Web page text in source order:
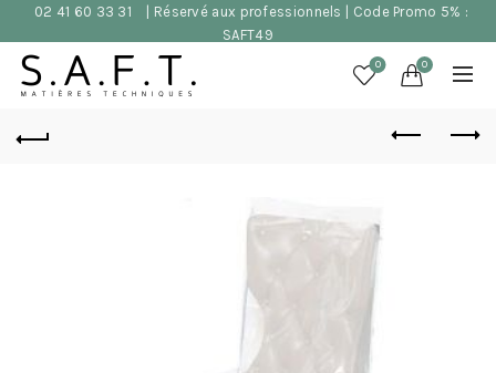
02 41 60 33 31
| Réservé aux professionnels | Code Promo 5% :
SAFT49
0 0